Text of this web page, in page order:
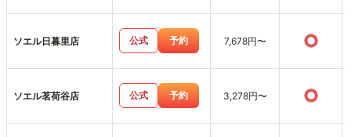
ソエル日暮里店 公式 予約 7,678円〜 ○
ソエル茗荷谷店 公式 予約 3,278円〜 ○